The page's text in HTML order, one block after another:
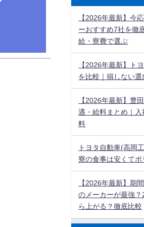
【2026年最新】今
ーおすすめ7社を徹
給・寮費で選ぶ
【2026年最新】ト
を比較｜損しない選
【2026年最新】豊
遇・給料まとめ｜
料
トヨタ自動車(高岡
寮の食事は安くてボ
【2026年最新】期
のメーカーが最強？
ら上がる？徹底比較